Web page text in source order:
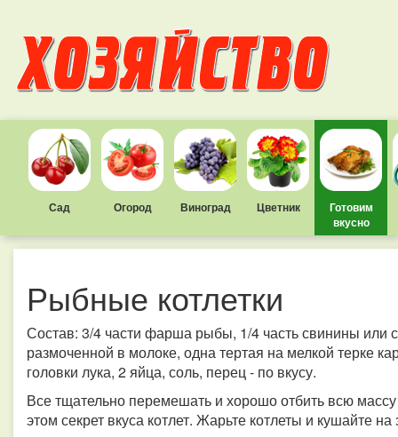
Сад Огород Виноград Цветник
Готовим
вкусно
Рыбные котлетки
Состав: 3/4 части фарша рыбы, 1/4 часть свинины или
размоченной в молоке, одна тертая на мелкой терке
головки лука, 2 яйца, соль, перец - по вкусу.
Все тщательно перемешать и хорошо отбить всю
этом секрет вкуса котлет. Жарьте котлеты и кушайте